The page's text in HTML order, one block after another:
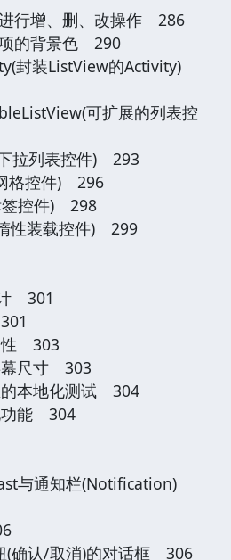
行增、删、改操作 286
的背景色 290
封装ListView的Activity)
可扩展的列表控
拉列表控件) 293
格控件) 296
控件) 298
性装载控件) 299
301
性 303
尺寸 303
本地化测试 304
能 304
与通知栏(Notification)
确认/取消)的对话框 306